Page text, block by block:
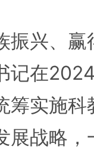
兴、赢
记在
筹实施
展战略